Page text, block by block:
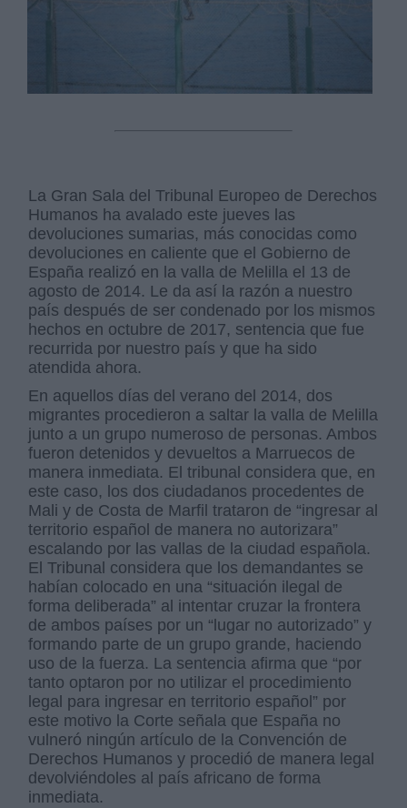
La Gran Sala del Tribunal Europeo de Derechos
Humanos ha avalado este jueves las
devoluciones sumarias, más conocidas como
devoluciones en caliente que el Gobierno de
España realizó en la valla de Melilla el 13 de
agosto de 2014. Le da así la razón a nuestro
país después de ser condenado por los mismos
hechos en octubre de 2017, sentencia que fue
recurrida por nuestro país y que ha sido
atendida ahora.
En aquellos días del verano del 2014, dos
migrantes procedieron a saltar la valla de Melilla
junto a un grupo numeroso de personas. Ambos
fueron detenidos y devueltos a Marruecos de
manera inmediata. El tribunal considera que, en
este caso, los dos ciudadanos procedentes de
Mali y de Costa de Marfil trataron de “ingresar al
territorio español de manera no autorizara”
escalando por las vallas de la ciudad española.
El Tribunal considera que los demandantes se
habían colocado en una “situación ilegal de
forma deliberada” al intentar cruzar la frontera
de ambos países por un “lugar no autorizado” y
formando parte de un grupo grande, haciendo
uso de la fuerza. La sentencia afirma que “por
tanto optaron por no utilizar el procedimiento
legal para ingresar en territorio español” por
este motivo la Corte señala que España no
vulneró ningún artículo de la Convención de
Derechos Humanos y procedió de manera legal
devolviéndoles al país africano de forma
inmediata.